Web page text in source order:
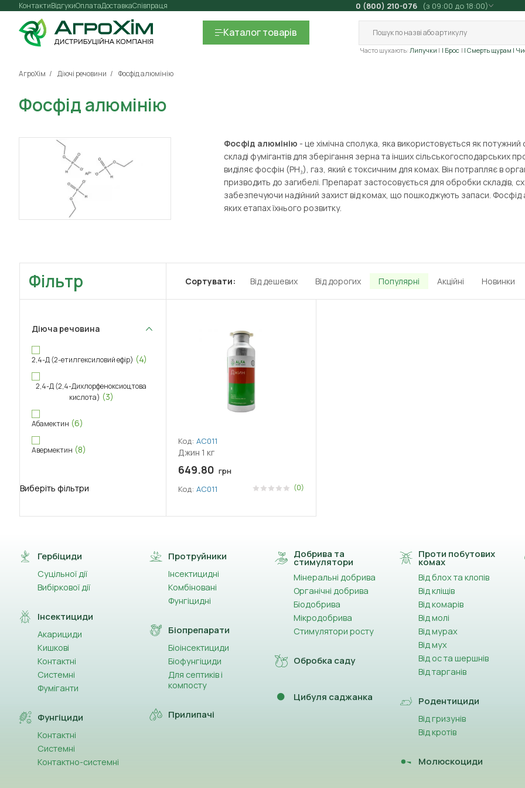
Контакти Оплата
Відгуки ДоставкаСпівпраця 0 (800) 210-076 (з 09:00 до 18:00)
Каталогтоварів
Часто шукають: Липучки | Брос | Смерть щурам |
АгроХім Діючі речовини Фосфід алюмінію
Фосфід алюмінію
Фосфід алюмінію - це хімічна сполука, яка використовується як
складі фумігантів для зберігання зерна та інших сільськогосподарських
виділяє фосфін (PH₃), газ, який є токсичним для комах. Він потрапляє в
призводить до загибелі. Препарат застосовується для обробки складів,
забезпечуючи надійний захист від комах, що пошкоджують запаси.
яких етапах їхнього розвитку.
Фільтр
Діюча речовина
2,4-Д (2-етилгексиловий ефір) (4)
2,4-Д (2,4-Дихлорфеноксиоцтова
кислота) (3)
Абамектин (6)
Авермектин (8)
Активний йод (2)
Альфа-циперметрин
Ауксин (5)
Ацетаміприд
Ацетохлор(1)
Беноміл (3)
Бета-цифлутрин
Біфентрин (8)
Виберіть фільтри
Сортувати: Від дешевих Від дорогих Популярні Акційні Новинки
Код: АС011
Джин 1 кг
649.80 грн
Код: АС011 (0)
Гербіциди
Суцільної дії
Вибіркової дії
Інсектициди
Акарициди
Кишкові
Контактні
Системні
Фуміганти
Фунгіциди
Контактні
Системні
Контактно-системні
Протруйники
Інсектицидні
Комбіновані
Фунгіцидні
Біопрепарати
Біоінсектициди
Біофунгіциди
Для септиків і
компосту
Прилипачі
Добрива та
стимулятори
Мінеральні добрива
Органічні добрива
Біодобрива
Мікродобрива
Стимулятори росту
Обробка саду
Цибуля саджанка
Проти побутових
комах
Від блох та клопів
Від кліщів
Від комарів
Від молі
Від мурах
Від мух
Від ос та шершнів
Від тарганів
Родентициди
Від гризунів
Від кротів
Молюскоциди